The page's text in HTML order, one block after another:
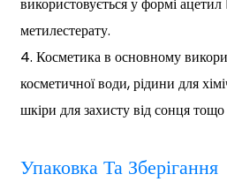
метилестерату.
4. Косметика в основному
косметичної води, рідини для
шкіри для захисту від сонця тощо
Упаковка Та Зберігання